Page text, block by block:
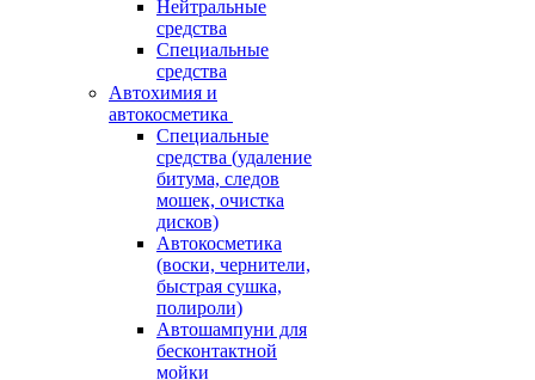
Нейтральные
средства
Специальные
средства
Автохимия и
автокосметика
Специальные
средства (удаление
битума, следов
мошек, очистка
дисков)
Автокосметика
(воски, чернители,
быстрая сушка,
полироли)
Автошампуни для
бесконтактной
мойки